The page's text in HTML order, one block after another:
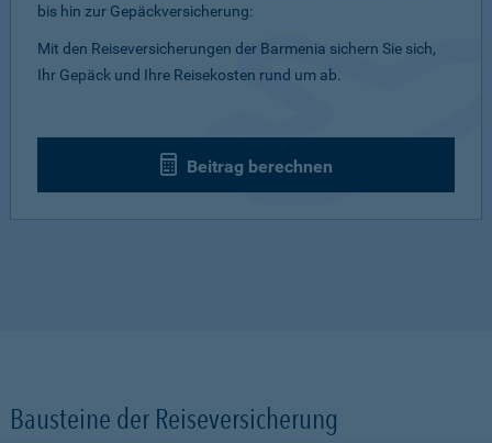
bis hin zur Gepäckversicherung:
Mit den Reiseversicherungen der Barmenia sichern Sie sich,
Ihr Gepäck und Ihre Reisekosten rund um ab.
Beitrag berechnen
Bausteine der Reiseversicherung